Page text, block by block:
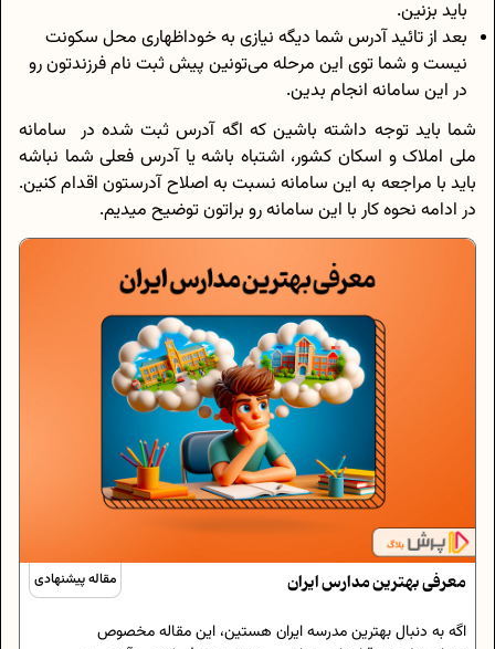
باید بزنین.
بعد از تائید آدرس شما دیگه نیازی به خوداظهاری محل سکونت
نیست و شما توی این مرحله می‌تونین پیش ثبت نام فرزندتون رو
در این سامانه انجام بدین.
شما باید توجه داشته باشین که اگه آدرس ثبت شده در سامانه
ملی املاک و اسکان کشور، اشتباه باشه یا آدرس فعلی شما نباشه
باید با مراجعه به این سامانه نسبت به اصلاح آدرستون اقدام کنین.
در ادامه نحوه کار با این سامانه رو براتون توضیح میدیم.
مقاله پیشنهادی معرفی بهترین مدارس ایران
اگه به دنبال بهترین مدرسه ایران هستین، این مقاله مخصوص